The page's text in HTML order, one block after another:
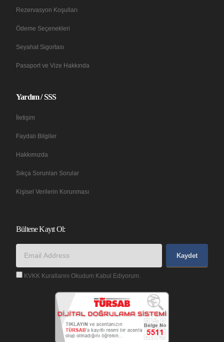
Rezervasyon Koşulları
Ödeme Seçenekleri
Seyahat Sigortası
Pasaport ve Vize Hakkında
Yardım / SSS
İletişim
Faydalı Bilgiler
Hakkımızda
Sıkça Sorunlan Sorular
Kişisel Verilerin Korunması
Bültene Kayıt Ol:
Kaydet
KVKK Kurallarını Okudum Kabul Ediyorum.